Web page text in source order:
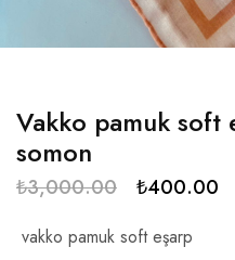
Vakko pamuk soft
somon
₺3,000.00 ₺400.00
vakko pamuk soft eşarp